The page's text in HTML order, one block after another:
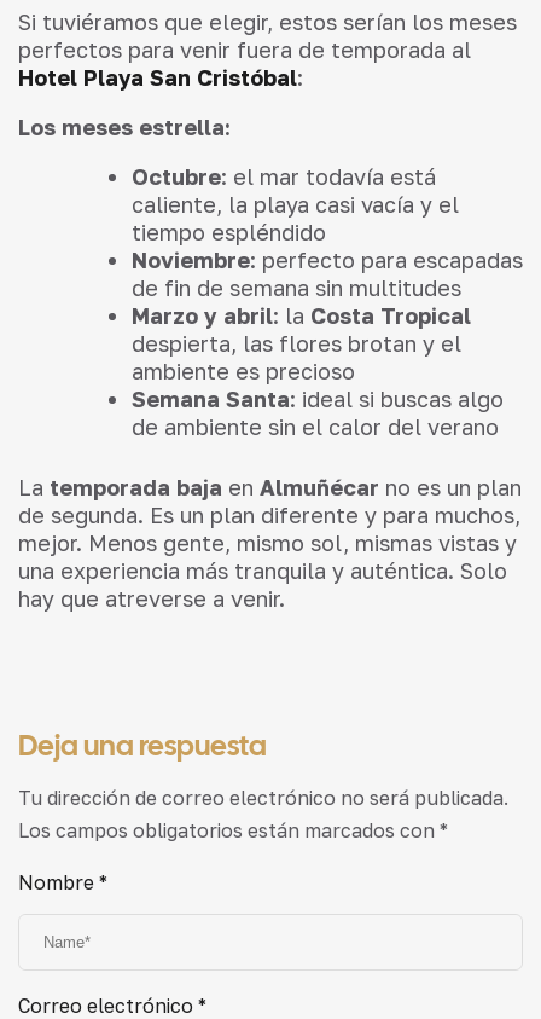
Si tuviéramos que elegir, estos serían los meses
perfectos para venir fuera de temporada al
Hotel Playa San Cristóbal:
Los meses estrella:
Octubre: el mar todavía está
caliente, la playa casi vacía y el
tiempo espléndido
Noviembre: perfecto para escapadas
de fin de semana sin multitudes
Marzo y abril: la Costa Tropical
despierta, las flores brotan y el
ambiente es precioso
Semana Santa: ideal si buscas algo
de ambiente sin el calor del verano
La temporada baja en Almuñécar no es un plan
de segunda. Es un plan diferente y para muchos,
mejor. Menos gente, mismo sol, mismas vistas y
una experiencia más tranquila y auténtica. Solo
hay que atreverse a venir.
Deja una respuesta
Tu dirección de correo electrónico no será publicada.
Los campos obligatorios están marcados con *
Nombre *
Correo electrónico *